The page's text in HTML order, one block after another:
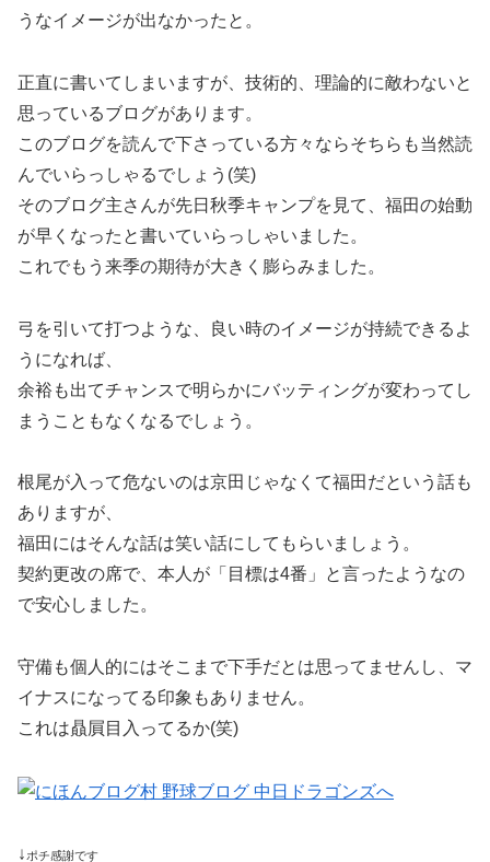
うなイメージが出なかったと。
正直に書いてしまいますが、技術的、理論的に敵わないと
思っているブログがあります。
このブログを読んで下さっている方々ならそちらも当然読
んでいらっしゃるでしょう(笑)
そのブログ主さんが先日秋季キャンプを見て、福田の始動
が早くなったと書いていらっしゃいました。
これでもう来季の期待が大きく膨らみました。
弓を引いて打つような、良い時のイメージが持続できるよ
うになれば、
余裕も出てチャンスで明らかにバッティングが変わってし
まうこともなくなるでしょう。
根尾が入って危ないのは京田じゃなくて福田だという話も
ありますが、
福田にはそんな話は笑い話にしてもらいましょう。
契約更改の席で、本人が「目標は4番」と言ったようなの
で安心しました。
守備も個人的にはそこまで下手だとは思ってませんし、マ
イナスになってる印象もありません。
これは贔屓目入ってるか(笑)
↓ ポチ感謝です